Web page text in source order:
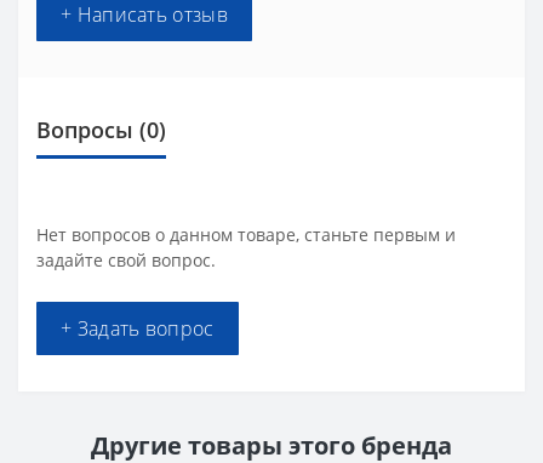
+ Написать отзыв
Вопросы (0)
Нет вопросов о данном товаре, станьте первым и
задайте свой вопрос.
+ Задать вопрос
Другие товары этого бренда